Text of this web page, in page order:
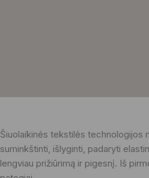
Šiuolaikinės tekstilės technologijos
suminkštinti, išlyginti, padaryti
lengviau prižiūrimą ir pigesnį. Iš